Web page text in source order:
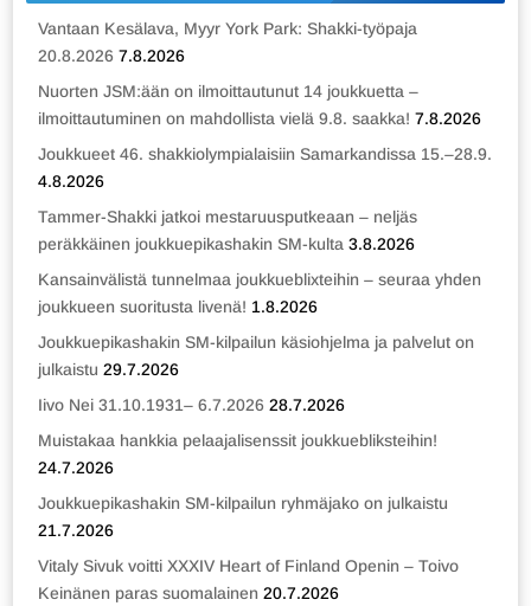
Vantaan Kesälava, Myyr York Park: Shakki-työpaja
20.8.2026 7.8.2026
Nuorten JSM:ään on ilmoittautunut 14 joukkuetta –
ilmoittautuminen on mahdollista vielä 9.8. saakka! 7.8.2026
Joukkueet 46. shakkiolympialaisiin Samarkandissa 15.–28.9.
4.8.2026
Tammer-Shakki jatkoi mestaruusputkeaan – neljäs
peräkkäinen joukkuepikashakin SM-kulta 3.8.2026
Kansainvälistä tunnelmaa joukkueblixteihin – seuraa yhden
joukkueen suoritusta livenä! 1.8.2026
Joukkuepikashakin SM-kilpailun käsiohjelma ja palvelut on
julkaistu 29.7.2026
Iivo Nei 31.10.1931– 6.7.2026 28.7.2026
Muistakaa hankkia pelaajalisenssit joukkuebliksteihin!
24.7.2026
Joukkuepikashakin SM-kilpailun ryhmäjako on julkaistu
21.7.2026
Vitaly Sivuk voitti XXXIV Heart of Finland Openin – Toivo
Keinänen paras suomalainen 20.7.2026